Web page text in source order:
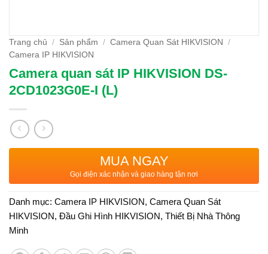
Trang chủ / Sản phẩm / Camera Quan Sát HIKVISION
/
Camera IP HIKVISION
Camera quan sát IP HIKVISION DS-
2CD1023G0E-I (L)
MUA NGAY
Gọi điện xác nhận và giao hàng tận nơi
Danh mục: Camera IP HIKVISION, Camera Quan Sát
HIKVISION, Đầu Ghi Hình HIKVISION, Thiết Bị Nhà Thông
Minh